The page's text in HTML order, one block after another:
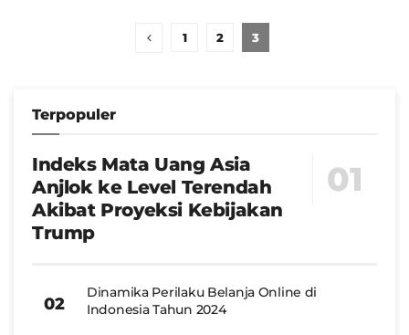
1 2 3
Terpopuler
Indeks Mata Uang Asia
Anjlok ke Level Terendah
Akibat Proyeksi Kebijakan
Trump
Dinamika Perilaku Belanja Online di
Indonesia Tahun 2024